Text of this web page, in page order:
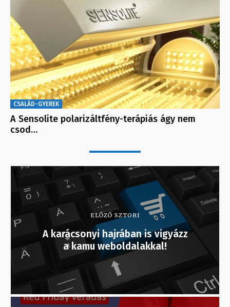
CSALÁD-GYEREK
A Sensolite polarizáltfény-terápiás ágy nem
csod…
ELŐZŐ SZTORI
A karácsonyi hajrában is vigyázz
a kamu weboldalakkal!